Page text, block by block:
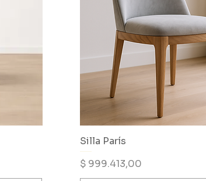
Silla París
Precio
$ 999.413,00